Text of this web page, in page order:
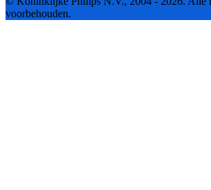
voorbehouden.